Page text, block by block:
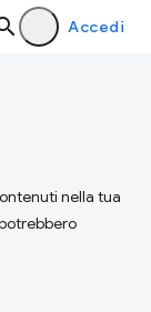
Accedi
nella tua